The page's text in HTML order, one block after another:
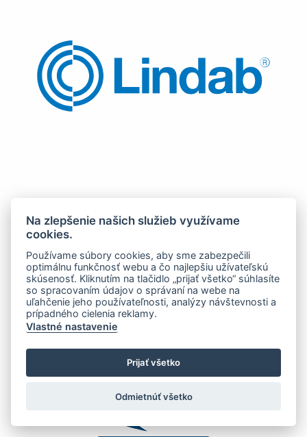
Na zlepšenie našich služieb využívame
cookies.
Používame súbory cookies, aby sme zabezpečili
optimálnu funkčnosť webu a čo najlepšiu užívateľskú
skúsenosť. Kliknutím na tlačidlo „prijať všetko“ súhlasíte
so spracovaním údajov o správaní na webe na
uľahčenie jeho používateľnosti, analýzy návštevnosti a
prípadného cielenia reklamy.
Vlastné nastavenie
Prijať všetko
Odmietnúť všetko